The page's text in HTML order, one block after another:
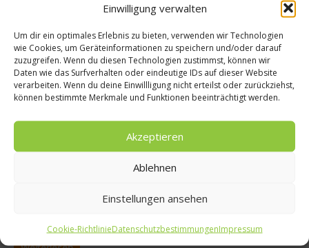
Einwilligung verwalten
Um dir ein optimales Erlebnis zu bieten, verwenden wir Technologien
wie Cookies, um Geräteinformationen zu speichern und/oder darauf
zuzugreifen. Wenn du diesen Technologien zustimmst, können wir
Daten wie das Surfverhalten oder eindeutige IDs auf dieser Website
verarbeiten. Wenn du deine Einwillligung nicht erteilst oder zurückziehst,
können bestimmte Merkmale und Funktionen beeinträchtigt werden.
Akzeptieren
Ablehnen
Einstellungen ansehen
Cookie-RichtlinieDatenschutzbestimmungenImpressum
Machen Kartoffeln dick?
man US-Amerikanischen Forschern, ist die Kartoffel einer der
schlimmsten von ihnen. Die Langzeitstudie beschäftigte sich